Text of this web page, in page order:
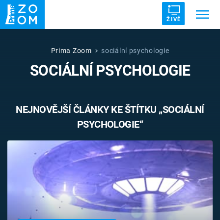
ŽIVĚ
ZRÁDCI DRUHÁ SVĚTOVÁ VÁLKA
ZÁHADY VETŘELCI DÁVNOVĚKU
Témata
Pořady
TV Program
Prima Zoom sociální psychologie
SOCIÁLNÍ PSYCHOLOGIE
NEJNOVĚJŠÍ ČLÁNKY KE ŠTÍTKU „SOCIÁLNÍ
PSYCHOLOGIE“